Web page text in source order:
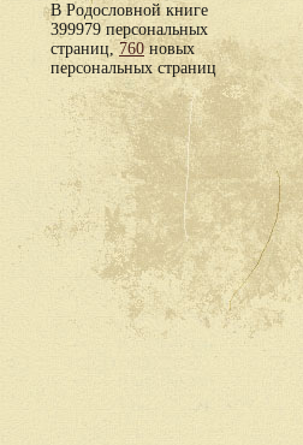
В Родословной книге
399979 персональных
страниц, 760новых
персональных страниц